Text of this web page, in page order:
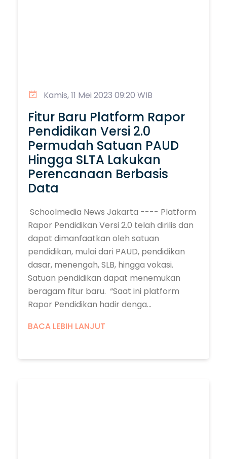
Kamis, 11 Mei 2023 09:20 WIB
Fitur Baru Platform Rapor
Pendidikan Versi 2.0
Permudah Satuan PAUD
Hingga SLTA Lakukan
Perencanaan Berbasis
Data
Schoolmedia News Jakarta ---- Platform
Rapor Pendidikan Versi 2.0 telah dirilis dan
dapat dimanfaatkan oleh satuan
pendidikan, mulai dari PAUD, pendidikan
dasar, menengah, SLB, hingga vokasi.
Satuan pendidikan dapat menemukan
beragam fitur baru. “Saat ini platform
Rapor Pendidikan hadir denga...
BACA LEBIH LANJUT